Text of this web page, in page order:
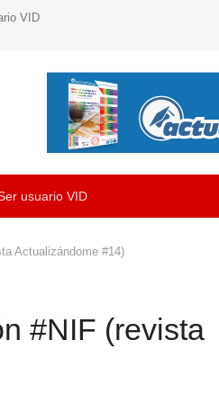
VID
usuario VID
Actualizándome #14)
#NIF (revista